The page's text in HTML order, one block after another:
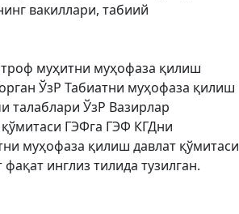
вакиллари, табиий
муҳитни муҳофаза қилиш
ЎзР Табиатни муҳофаза қилиш
талаблари ЎзР Вазирлар
ГЭФга ГЭФ КГДни
муҳофаза қилиш давлат қўмитаси
инглиз тилида тузилган.